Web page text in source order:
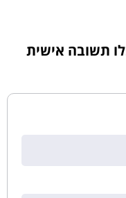
תשובה אישית